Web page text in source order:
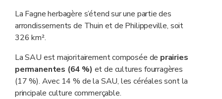
La Fagne herbagère s’étend sur une partie des
arrondissements de Thuin et de Philippeville, soit
326 km².
La SAU est majoritairement composée de prairies
permanentes (64 %) et de cultures fourragères
(17 %). Avec 14 % de la SAU, les céréales sont la
principale culture commerçable.